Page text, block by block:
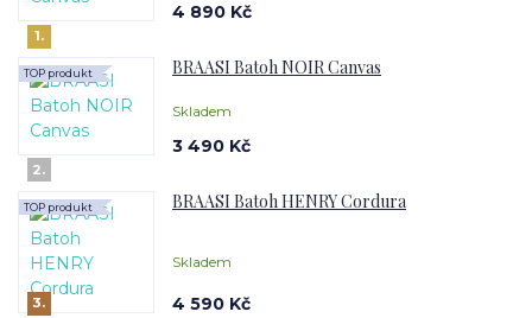
1.
4 890 Kč
2.
BRAASI Batoh NOIR Canvas
Skladem
TOP produkt
3 490 Kč
3.
BRAASI Batoh HENRY Cordura
Skladem
TOP produkt
4 590 Kč